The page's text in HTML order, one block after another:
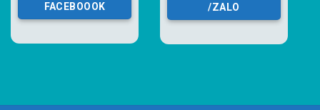
FACEBOOOK
/ZALO